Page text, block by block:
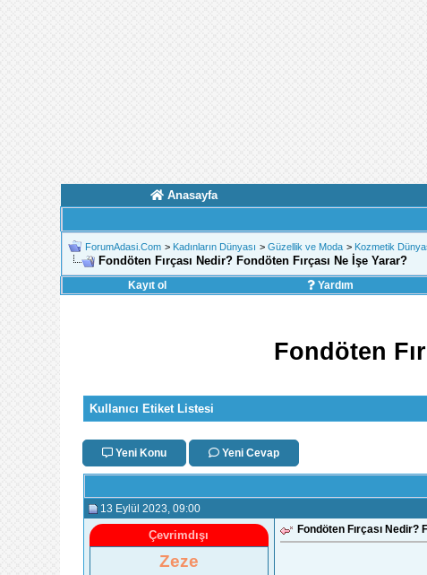
Anasayfa
ForumAdasi.Com > Kadınların Dünyası > Güzellik ve Moda > Kozmetik
Fondöten Fırçası Nedir? Fondöten Fırçası Ne İşe Yarar?
Kayıt ol
Yardım
Fondöten
Kullanıcı Etiket Listesi
Yeni Konu Yeni Cevap
13 Eylül 2023 , 09:00
Çevrimdışı
Zeze
Fondöten Fırçası Nedir?